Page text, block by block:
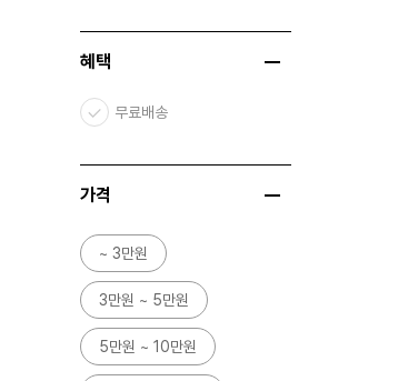
혜택
무료배송
가격
~ 3만원
3만원 ~ 5만원
5만원 ~ 10만원